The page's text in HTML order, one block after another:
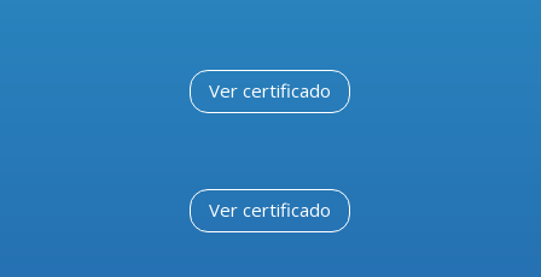
Ver certificado
Ver certificado